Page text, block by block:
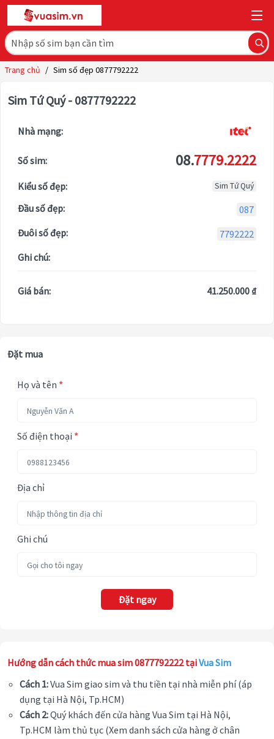
Trang chủ / Sim số đẹp 0877792222
Sim Tứ Quý - 0877792222
Nhà mạng:
Số sim: 08.7779.2222
Kiểu số đẹp: Sim Tứ Quý
Đầu số đẹp:
087
Đuôi số đẹp:
7792222
Ghi chú:
Giá bán: 41.250.000 ₫
Đặt mua
Họ và tên *
Số điện thoại *
Địa chỉ
Ghi chú
Đặt ngay
Hướng dẫn cách thức mua sim 0877792222 tạiVua Sim
Cách 1:Vua Sim giao sim và thu tiền tại nhà miễn phí (áp
dụng tại Hà Nội, Tp.HCM)
Cách 2:Quý khách đến cửa hàng Vua Sim tại Hà Nội,
Tp.HCM làm thủ tục (Xem danh sách cửa hàng ở chân